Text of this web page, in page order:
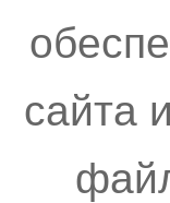
сайта